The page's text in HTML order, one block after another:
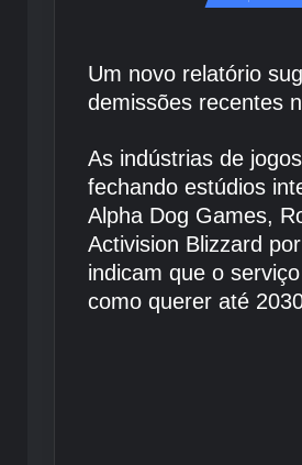
Um novo relatório
demissões recentes
As indústrias de
fechando estúdios
Alpha Dog Games,
Activision Blizzard
indicam que o
como querer até